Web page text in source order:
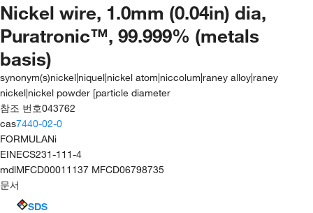
Nickel wire, 1.0mm (0.04in) dia,
Puratronic™, 99.999% (metals
basis)
synonym(s)nickel|niquel|nickel atom|niccolum|raney alloy|raney
nickel|nickel powder [particle diameter
참조 번호043762
cas7440-02-0
FORMULANi
EINECS231-111-4
mdlMFCD00011137 MFCD06798735
문서
SDS